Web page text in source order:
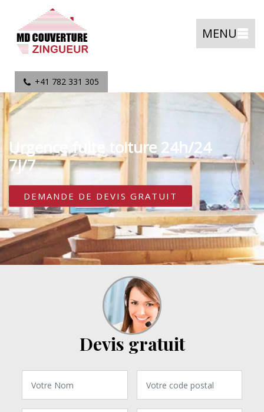
MENU
+41 782 331 305
Urgence fuite toiture 24h/24
7j/7
DEMANDE DE DEVIS GRATUIT
Devis gratuit